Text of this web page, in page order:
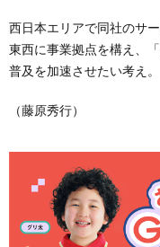
西日本エリアで同社のサ
東西に事業拠点を構え、
普及を加速させたい考え。
（藤原秀行）